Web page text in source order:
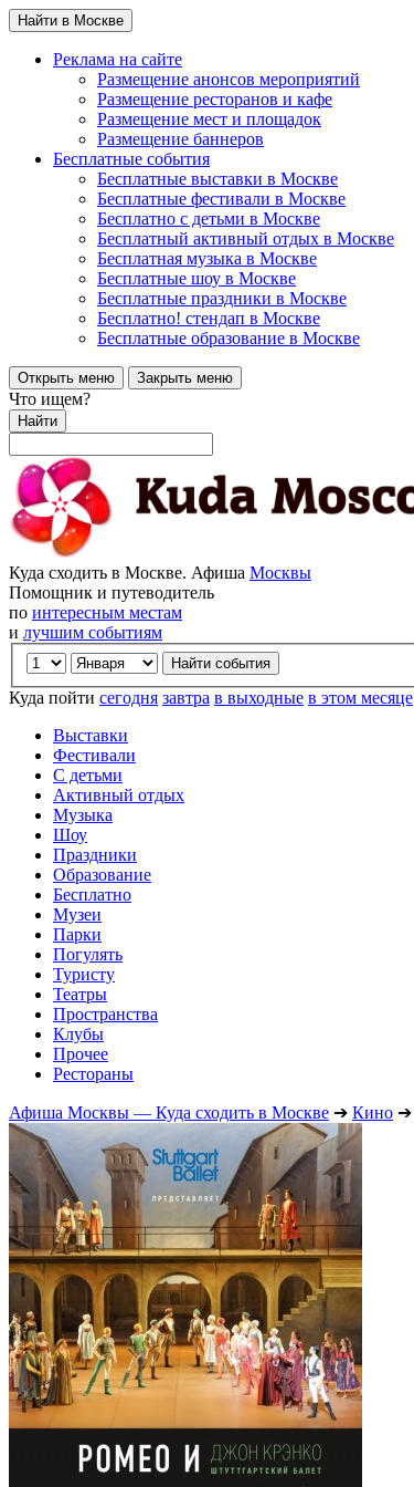
Найти в Москве
Реклама на сайте
Размещение анонсов мероприятий
Размещение ресторанов и кафе
Размещение мест и площадок
Размещение баннеров
Бесплатные события
Бесплатные выставки в Москве
Бесплатные фестивали в Москве
Бесплатно с детьми в Москве
Бесплатный активный отдых в Москве
Бесплатная музыка в Москве
Бесплатные шоу в Москве
Бесплатные праздники в Москве
Бесплатно! стендап в Москве
Бесплатные образование в Москве
Открыть меню Закрыть меню
Что ищем?
Найти
Куда сходить в Москве. Афиша Москвы
Помощник и путеводитель
по интересным местам
и лучшим событиям
Куда пойти сегодня завтра в выходные в этом месяце
Выставки
Фестивали
С детьми
Активный отдых
Музыка
Шоу
Праздники
Образование
Бесплатно
Музеи
Парки
Погулять
Туристу
Театры
Пространства
Клубы
Прочее
Рестораны
Афиша Москвы — Куда сходить в Москве ➔ Кино ➔